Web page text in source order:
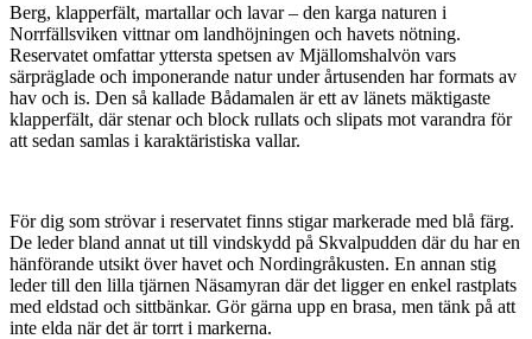
Berg, klapperfält, martallar och lavar – den karga naturen i
Norrfällsviken vittnar om landhöjningen och havets nötning.
Reservatet omfattar yttersta spetsen av Mjällomshalvön vars
särpräglade och imponerande natur under årtusenden har formats av
hav och is. Den så kallade Bådamalen är ett av länets mäktigaste
klapperfält, där stenar och block rullats och slipats mot varandra för
att sedan samlas i karaktäristiska vallar.
För dig som strövar i reservatet finns stigar markerade med blå färg.
De leder bland annat ut till vindskydd på Skvalpudden där du har en
hänförande utsikt över havet och Nordingråkusten. En annan stig
leder till den lilla tjärnen Näsamyran där det ligger en enkel rastplats
med eldstad och sittbänkar. Gör gärna upp en brasa, men tänk på att
inte elda när det är torrt i markerna.